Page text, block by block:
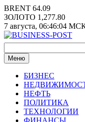
Перейти
к
содержимому
BRENT 64.09
ЗОЛОТО 1,277.80
7 августа, 06:46:04
Меню
БИЗНЕС
НЕФТЬ
ПОЛИТИКА
ТЕХНОЛОГИИ
ФИНАНСЫ